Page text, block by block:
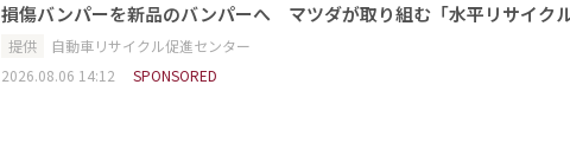
損傷バンパーを新品のバンパーへ マツダが取り組む「水平リサイクル
提供
自動車リサイクル促進センター
2026.08.06 14:12
SPONSORED